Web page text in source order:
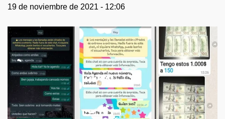
19 de noviembre de 2021 - 12:06